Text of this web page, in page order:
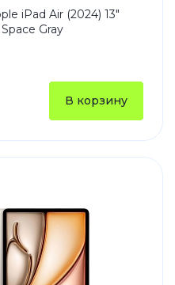
iPad Air (2024) 13"
Gray
В корзину